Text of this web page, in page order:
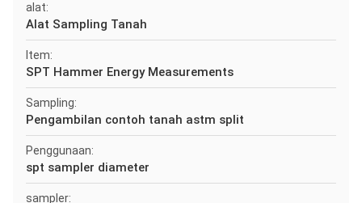
alat:
Alat Sampling Tanah
Item:
SPT Hammer Energy Measurements
Sampling:
Pengambilan contoh tanah astm split
Penggunaan:
spt sampler diameter
sampler: